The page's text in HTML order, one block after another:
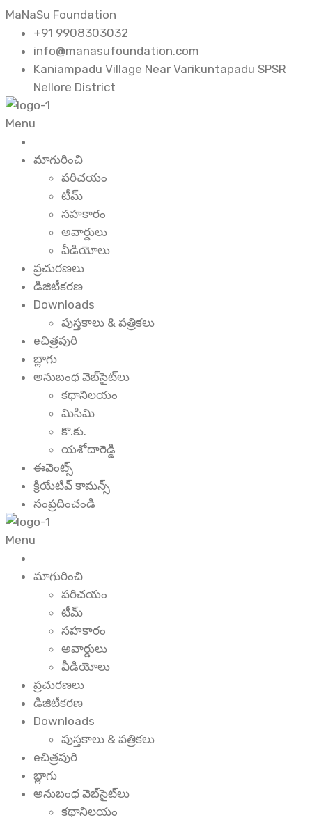
MaNaSu Foundation
+91 9908303032
info@manasufoundation.com
Kaniampadu Village Near Varikuntapadu SPSR
Nellore District
Menu
మాగురించి
పరిచయం
టీమ్
సహకారం
అవార్డులు
వీడియోలు
ప్రచురణలు
డిజిటీకరణ
Downloads
పుస్తకాలు & పత్రికలు
eచిత్రపురి
బ్లాగు
అనుబంధ వెబ్‌సైట్‌లు
కథానిలయం
మిసిమి
కొ.కు.
యశోదారెడ్డి
ఈవెంట్స్
క్రియేటివ్ కామన్స్
సంప్రదించండి
Menu
మాగురించి
పరిచయం
టీమ్
సహకారం
అవార్డులు
వీడియోలు
ప్రచురణలు
డిజిటీకరణ
Downloads
పుస్తకాలు & పత్రికలు
eచిత్రపురి
బ్లాగు
అనుబంధ వెబ్‌సైట్‌లు
కథానిలయం